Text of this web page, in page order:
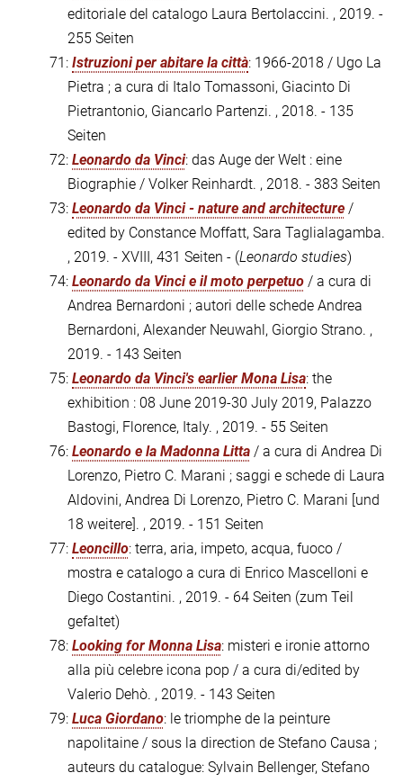
editoriale del catalogo Laura Bertolaccini. , 2019. -
255 Seiten
71: Istruzioni per abitare la città: 1966-2018 / Ugo La
Pietra ; a cura di Italo Tomassoni, Giacinto Di
Pietrantonio, Giancarlo Partenzi. , 2018. - 135
Seiten
72: Leonardo da Vinci: das Auge der Welt : eine
Biographie / Volker Reinhardt. , 2018. - 383 Seiten
73: Leonardo da Vinci - nature and architecture /
edited by Constance Moffatt, Sara Taglialagamba.
, 2019. - XVIII, 431 Seiten - (Leonardo studies)
74: Leonardo da Vinci e il moto perpetuo / a cura di
Andrea Bernardoni ; autori delle schede Andrea
Bernardoni, Alexander Neuwahl, Giorgio Strano. ,
2019. - 143 Seiten
75: Leonardo da Vinci's earlier Mona Lisa: the
exhibition : 08 June 2019-30 July 2019, Palazzo
Bastogi, Florence, Italy. , 2019. - 55 Seiten
76: Leonardo e la Madonna Litta / a cura di Andrea Di
Lorenzo, Pietro C. Marani ; saggi e schede di Laura
Aldovini, Andrea Di Lorenzo, Pietro C. Marani [und
18 weitere]. , 2019. - 151 Seiten
77: Leoncillo: terra, aria, impeto, acqua, fuoco /
mostra e catalogo a cura di Enrico Mascelloni e
Diego Costantini. , 2019. - 64 Seiten (zum Teil
gefaltet)
78: Looking for Monna Lisa: misteri e ironie attorno
alla più celebre icona pop / a cura di/edited by
Valerio Dehò. , 2019. - 143 Seiten
79: Luca Giordano: le triomphe de la peinture
napolitaine / sous la direction de Stefano Causa ;
auteurs du catalogue: Sylvain Bellenger, Stefano